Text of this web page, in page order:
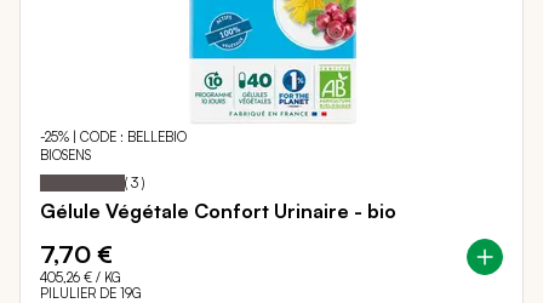
-25% | CODE : BELLEBIO
BIOSENS
Notation: 100%
( 3 )
Gélule Végétale Confort Urinaire - bio
7,70 €
405,26 € / KG
PILULIER DE 19G